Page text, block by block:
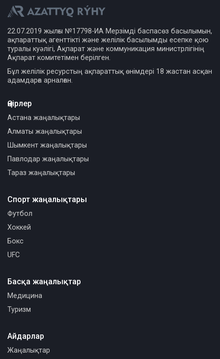
22.07.2019 жылғы №17798-ИА Мерзімді баспасөз басылымын,
ақпараттық агенттікті және желілік басылымды есепке қою
туралы куәлігі, Ақпарат және коммуникация министрлігінің
Ақпарат комитетімен берілген.
Бұл желілік ресурстың ақпараттық өнімдері 18 жастан асқан
адамдарға арналған.
Өңірлер
Астана жаңалықтары
Алматы жаңалықтары
Шымкент жаңалықтары
Павлодар жаңалықтары
Тараз жаңалықтары
Спорт жаңалықтары
Футбол
Хоккей
Бокс
UFC
Басқа жаңалықтар
Медицина
Туризм
Айдарлар
Жаңалықтар